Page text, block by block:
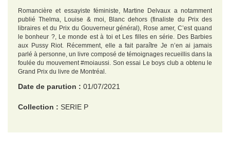
Romancière et essayiste féministe, Martine Delvaux a notamment
publié Thelma, Louise & moi, Blanc dehors (finaliste du Prix des
libraires et du Prix du Gouverneur général), Rose amer, C’est quand
le bonheur ?, Le monde est à toi et Les filles en série. Des Barbies
aux Pussy Riot. Récemment, elle a fait paraître Je n’en ai jamais
parlé à personne, un livre composé de témoignages recueillis dans la
foulée du mouvement #moiaussi. Son essai Le boys club a obtenu le
Grand Prix du livre de Montréal.
Date de parution : 01/07/2021
Collection : SERIE P